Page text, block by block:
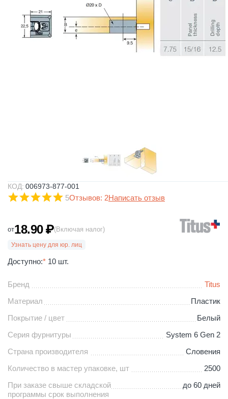
КОД: 006973-877-001
5Отзывов: 2Написать отзыв
от18.90₽(Включая налог)
Узнать цену для юр. лиц
Доступно:* 10 шт.
Бренд
Titus
Материал
Пластик
Покрытие / цвет
Белый
Серия фурнитуры
System 6 Gen 2
Страна производителя
Словения
Количество в мастер упаковке, шт
2500
При заказе свыше складской
программы срок выполнения
до 60 дней